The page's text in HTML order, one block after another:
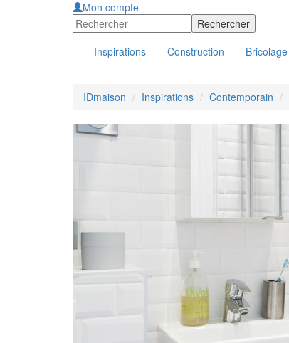
Mon compte
Inspirations Construction Bricolage
IDmaison Inspirations Contemporain